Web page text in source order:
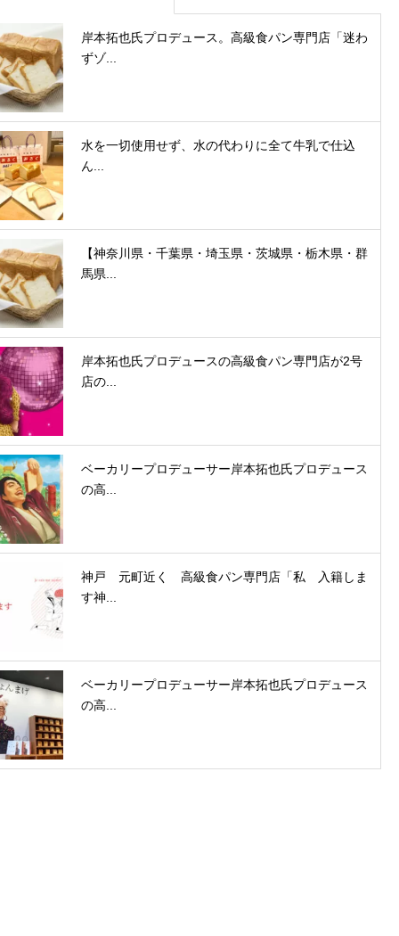
岸本拓也氏プロデュース。高級食パン専門店「迷わ
ずゾ...
水を一切使用せず、水の代わりに全て牛乳で仕込
ん...
【神奈川県・千葉県・埼玉県・茨城県・栃木県・群
馬県...
岸本拓也氏プロデュースの高級食パン専門店が2号
店の...
ベーカリープロデューサー岸本拓也氏プロデュース
の高...
神戸 元町近く 高級食パン専門店「私 入籍しま
す神...
ベーカリープロデューサー岸本拓也氏プロデュース
の高...